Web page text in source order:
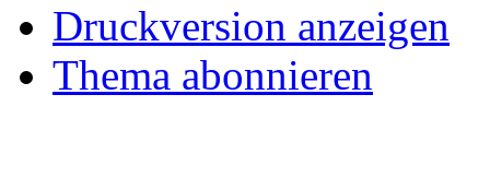
Druckversion anzeigen
Thema abonnieren